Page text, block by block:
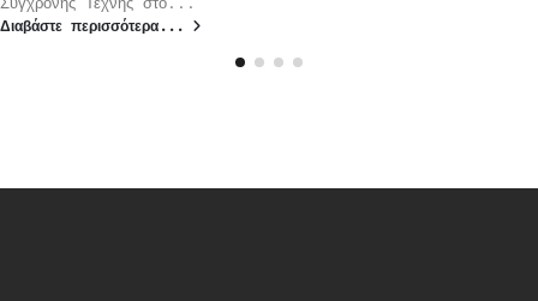
Διαβάστε περισσότερα...